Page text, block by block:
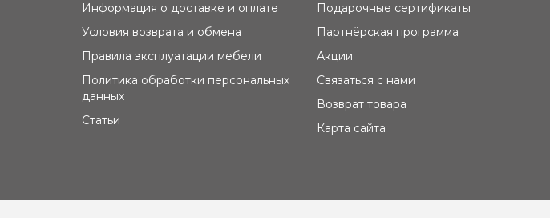
Информация о доставке и оплате
Условия возврата и обмена
Правила эксплуатации мебели
Политика обработки персональных
данных
Статьи
Подарочные сертификаты
Партнёрская программа
Акции
Связаться с нами
Возврат товара
Карта сайта